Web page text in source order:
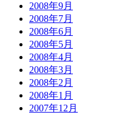
2008年9月
2008年7月
2008年6月
2008年5月
2008年4月
2008年3月
2008年2月
2008年1月
2007年12月